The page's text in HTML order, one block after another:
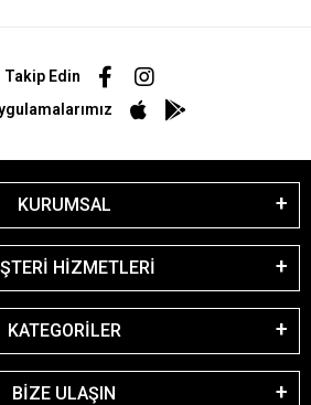
Takip Edin
KURUMSAL
HİZMETLERİ
KATEGORİLER
BİZE ULAŞIN